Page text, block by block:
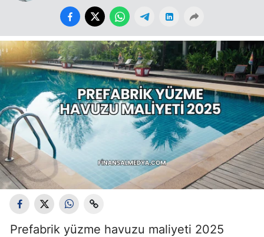
Prefabrik yüzme havuzu maliyeti 2025